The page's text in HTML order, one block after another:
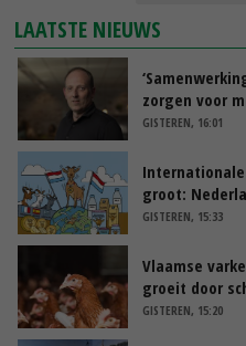
LAATSTE NIEUWS
zorgen voor
GISTEREN, 16:01
groot:
GISTEREN, 15:33
Vlaamse
groeit door
GISTEREN, 15:20